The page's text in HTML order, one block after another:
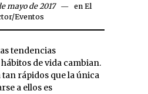
mayo de 2017 en El
/Eventos
tendencias
de vida cambian.
tan rápidos que la única
a ellos es